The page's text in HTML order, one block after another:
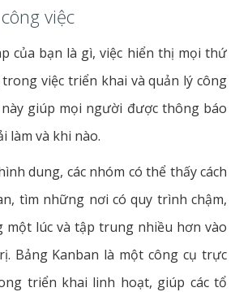
việc
của bạn là gì, việc hiển thị mọi thứ
việc triển khai và quản lý công
giúp mọi người được thông báo
làm và khi nào.
dung, các nhóm có thể thấy cách
tìm những nơi có quy trình chậm,
một lúc và tập trung nhiều hơn vào
Bảng Kanban là một công cụ trực
triển khai linh hoạt, giúp các tổ